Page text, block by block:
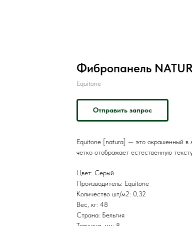
Фибропанель
Equitone
Отправить запрос
Equitone [natura] — это окрашенный в
четко отображает естественную
Цвет: Серый
Производитель: Equitone
Количество шт/м2: 0,32
Вес, кг: 48
Страна: Бельгия